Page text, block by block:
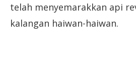
telah menyemarakkan api
kalangan haiwan-haiwan.